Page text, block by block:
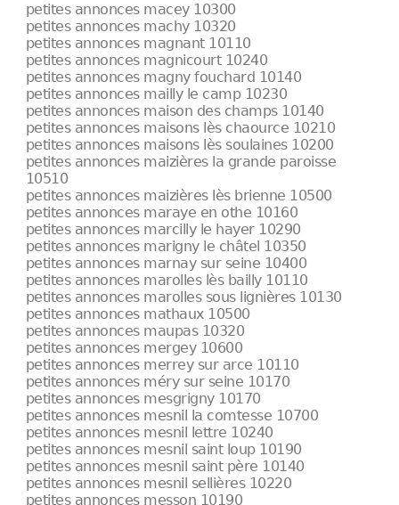
petites annonces macey 10300
petites annonces machy 10320
petites annonces magnant 10110
petites annonces magnicourt 10240
petites annonces magny fouchard 10140
petites annonces mailly le camp 10230
petites annonces maison des champs 10140
petites annonces maisons lès chaource 10210
petites annonces maisons lès soulaines 10200
petites annonces maizières la grande paroisse
10510
petites annonces maizières lès brienne 10500
petites annonces maraye en othe 10160
petites annonces marcilly le hayer 10290
petites annonces marigny le châtel 10350
petites annonces marnay sur seine 10400
petites annonces marolles lès bailly 10110
petites annonces marolles sous lignières 10130
petites annonces mathaux 10500
petites annonces maupas 10320
petites annonces mergey 10600
petites annonces merrey sur arce 10110
petites annonces méry sur seine 10170
petites annonces mesgrigny 10170
petites annonces mesnil la comtesse 10700
petites annonces mesnil lettre 10240
petites annonces mesnil saint loup 10190
petites annonces mesnil saint père 10140
petites annonces mesnil sellières 10220
petites annonces messon 10190